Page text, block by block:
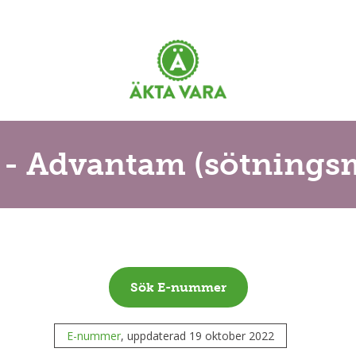
- Advantam
Sök E-nummer
E-nummer, uppdaterad 19 oktober 2022